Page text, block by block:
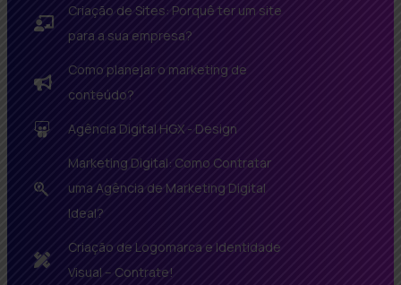
Criação de Sites: Porquê ter um site
para a sua empresa?
Como planejar o marketing de
conteúdo?
Agência Digital HGX - Design
Marketing Digital: Como Contratar
uma Agência de Marketing Digital
Ideal?
Criação de Logomarca e Identidade
Visual – Contrate!